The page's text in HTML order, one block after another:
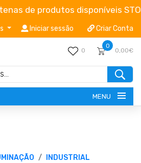
de produtos disponíveis
Iniciar sessão Criar Conta
0
0
0,00€
MENU
INDUSTRIAL